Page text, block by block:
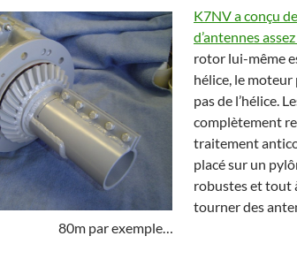
K7NV a conçu
d’antennes
rotor lui-même
hélice, le
pas de l’hélice.
complètement
traitement
placé sur un
robustes et tout
tourner des
80m par exemple…